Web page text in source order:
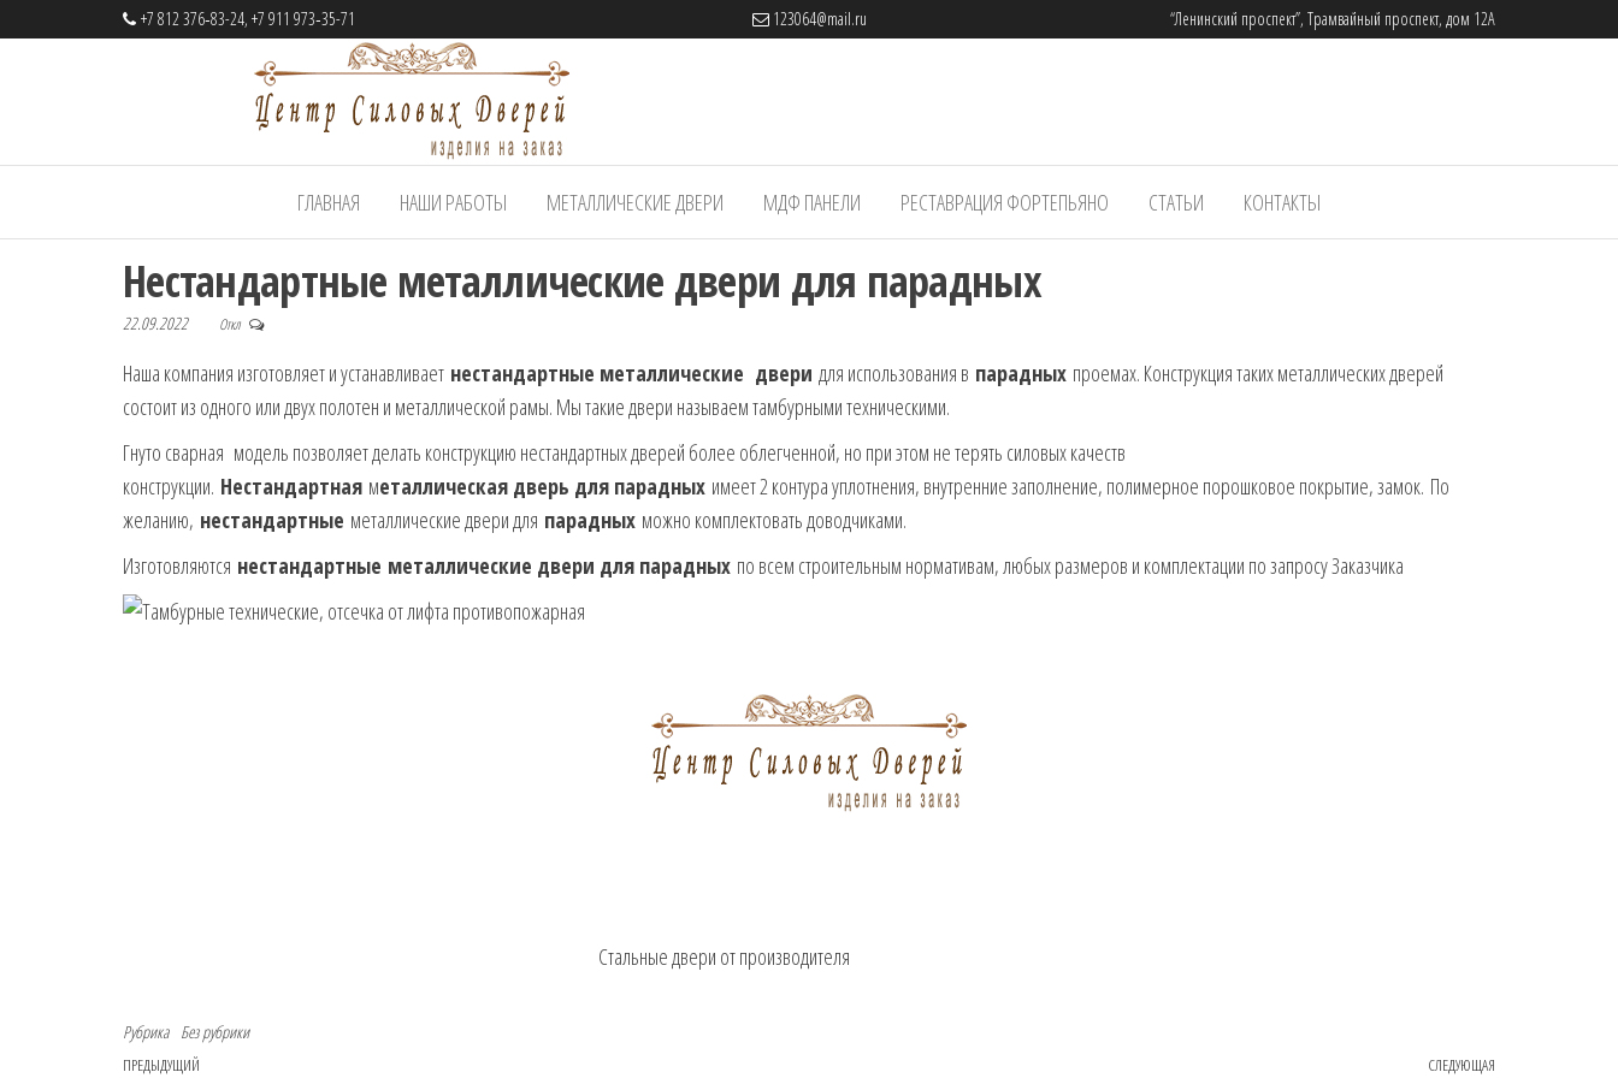
+7 812 376‑83-24, +7 911 973‑35-71 123064@mail.ru “Ленинский проспект”, Трамвайный проспект, дом 12А
Силовых
Дверей
ГЛАВНАЯ НАШИ РАБОТЫ МЕТАЛЛИЧЕСКИЕ ДВЕРИ МДФ ПАНЕЛИ РЕСТАВРАЦИЯ ФОРТЕПЬЯНО СТАТЬИ КОНТАКТЫ
Нестандартные металлические двери для парадных
22.09.2022 Откл
Наша компания изготовляет и устанавливает нестандартные металлические двери для использования в парадных проемах. Конструкция таких металлических дверей
состоит из одного или двух полотен и металлической рамы. Мы такие двери называем тамбурными техническими.
Гнуто сварная модель позволяет делать конструкцию нестандартных дверей более облегченной, но при этом не терять силовых качеств
конструкции. Нестандартная металлическая дверь для парадных имеет 2 контура уплотнения, внутренние заполнение, полимерное порошковое покрытие, замок. По
желанию, нестандартные металлические двери для парадных можно комплектовать доводчиками.
Изготовляются нестандартные металлические двери для парадных по всем строительным нормативам, любых размеров и комплектации по запросу Заказчика
Стальные двери от производителя
Рубрика Без рубрики
Предыдущая запись
ПРЕДЫДУЩИЙ СЛЕДУЮЩАЯ